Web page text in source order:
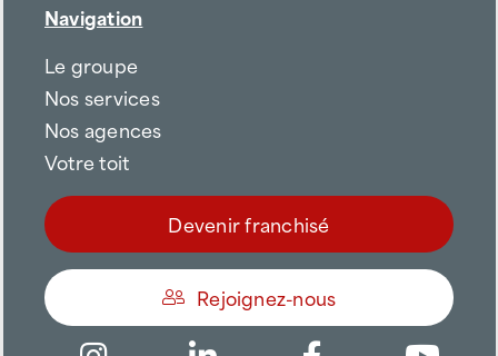
Navigation
Le groupe
Nos services
Nos agences
Votre toit
Devenir franchisé
Rejoignez-nous